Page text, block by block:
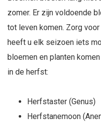
zomer. Er zijn voldoende
tot leven komen. Zorg
heeft u elk seizoen iets
bloemen en planten
in de herfst:
Herfstaster (Genus)
Herfstanemoon